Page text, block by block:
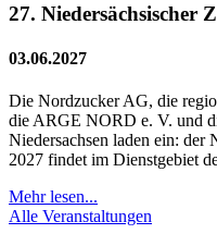
27. Niedersächsischer
03.06.2027
Die Nordzucker AG, die
die ARGE NORD e. V. und
Niedersachsen laden ein: der
2027 findet im Dienstgebiet
Mehr lesen...
Alle Veranstaltungen